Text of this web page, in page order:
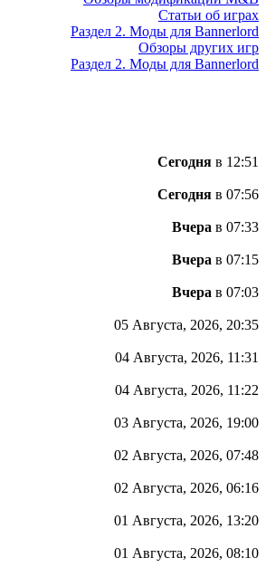
Статьи об играх
Раздел 2. Моды для Bannerlord
Обзоры других игр
Раздел 2. Моды для Bannerlord
Сегодня в 12:51
Сегодня в 07:56
Вчера в 07:33
Вчера в 07:15
Вчера в 07:03
05 Августа, 2026, 20:35
04 Августа, 2026, 11:31
04 Августа, 2026, 11:22
03 Августа, 2026, 19:00
02 Августа, 2026, 07:48
02 Августа, 2026, 06:16
01 Августа, 2026, 13:20
01 Августа, 2026, 08:10